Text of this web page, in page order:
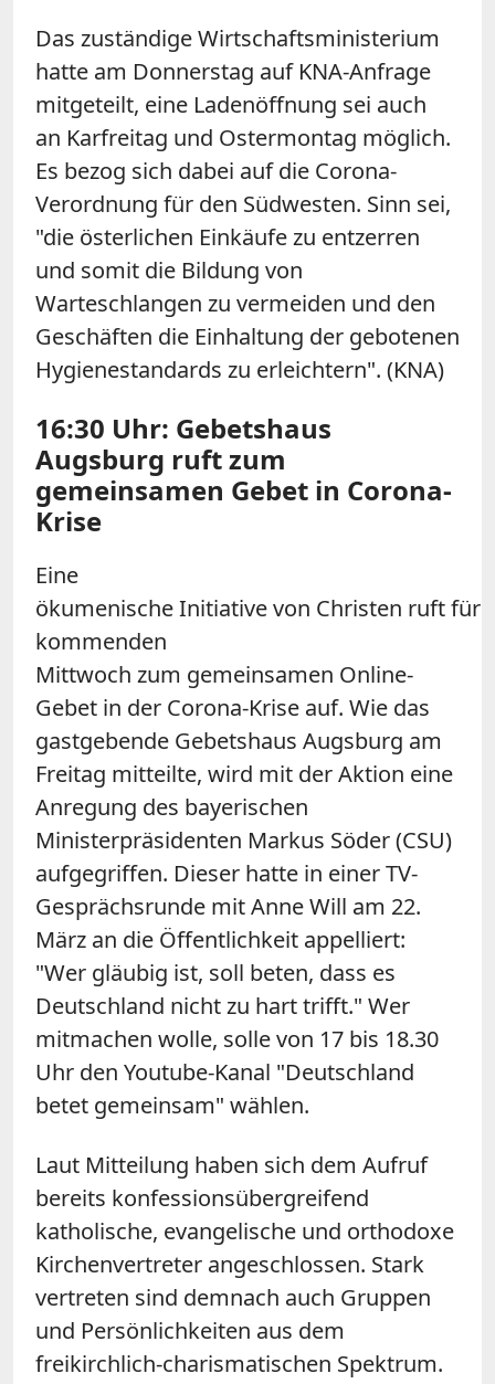
Das zuständige Wirtschaftsministerium
hatte am Donnerstag auf KNA-Anfrage
mitgeteilt, eine Ladenöffnung sei auch
an Karfreitag und Ostermontag möglich.
Es bezog sich dabei auf die Corona-
Verordnung für den Südwesten. Sinn sei,
"die österlichen Einkäufe zu entzerren
und somit die Bildung von
Warteschlangen zu vermeiden und den
Geschäften die Einhaltung der gebotenen
Hygienestandards zu erleichtern". (KNA)
16:30 Uhr: Gebetshaus
Augsburg ruft zum
gemeinsamen Gebet in Corona-
Krise
Eine
ökumenischeInitiativevon Christen ruftfür
kommenden
Mittwoch zum gemeinsamen Online-
Gebet in der Corona-Krise auf. Wie das
gastgebende Gebetshaus Augsburg am
Freitag mitteilte, wird mit der Aktion eine
Anregung des bayerischen
Ministerpräsidenten Markus Söder (CSU)
aufgegriffen. Dieser hatte in einer TV-
Gesprächsrunde mit Anne Will am 22.
März an die Öffentlichkeit appelliert:
"Wer gläubig ist, soll beten, dass es
Deutschland nicht zu hart trifft." Wer
mitmachen wolle, solle von 17 bis 18.30
Uhr den Youtube-Kanal "Deutschland
betet gemeinsam" wählen.
Laut Mitteilung haben sich dem Aufruf
bereits konfessionsübergreifend
katholische, evangelische und orthodoxe
Kirchenvertreter angeschlossen. Stark
vertreten sind demnach auch Gruppen
und Persönlichkeiten aus dem
freikirchlich-charismatischen Spektrum.